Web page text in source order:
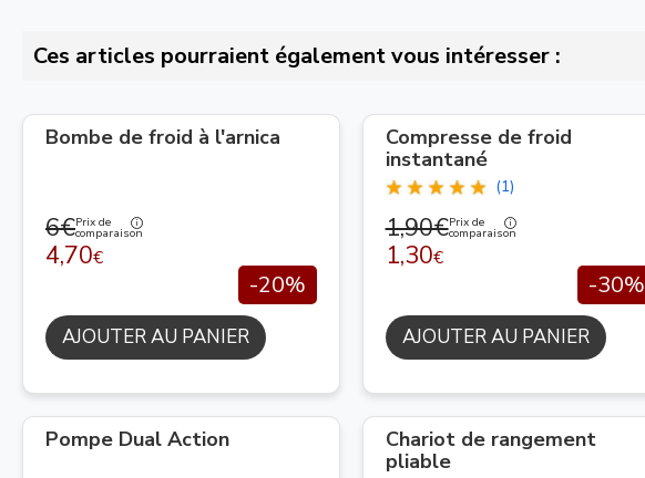
Ces articles pourraient également vous intéresser :
Bombe de froid à l'arnica
6€Prix de
comparaison
4,70€
-20%
AJOUTER AU PANIER
Compresse de froid
instantané
(1)
1,90€Prix de
comparaison
1,30€
-30%
AJOUTER AU PANIER
Pompe Dual Action
Chariot de rangement
pliable